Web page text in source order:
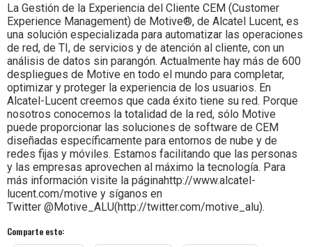
La Gestión de la Experiencia del Cliente CEM (Customer
Experience Management) de Motive®, de Alcatel Lucent, es
una solución especializada para automatizar las operaciones
de red, de TI, de servicios y de atención al cliente, con un
análisis de datos sin parangón. Actualmente hay más de 600
despliegues de Motive en todo el mundo para completar,
optimizar y proteger la experiencia de los usuarios. En
Alcatel-Lucent creemos que cada éxito tiene su red. Porque
nosotros conocemos la totalidad de la red, sólo Motive
puede proporcionar las soluciones de software de CEM
diseñadas específicamente para entornos de nube y de
redes fijas y móviles. Estamos facilitando que las personas
y las empresas aprovechen al máximo la tecnología. Para
más información visite la páginahttp://www.alcatel-
lucent.com/motive y síganos en
Twitter @Motive_ALU(http://twitter.com/motive_alu).
Comparte esto: